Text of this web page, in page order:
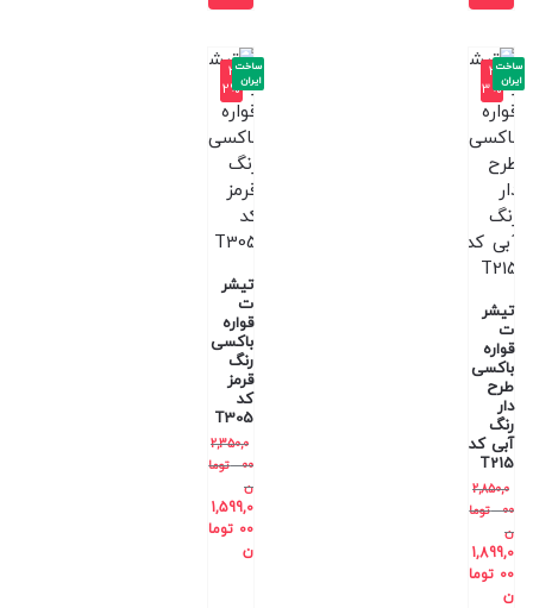
-3
3%
تیشر
ت
قواره
باکسی
طرح
دار
رنگ
آبی کد
T215
2,850,0
00
توما
ن
1,899,0
00 توما
ن
ساخت
ایران
-3
2%
تیشر
ت
قواره
باکسی
رنگ
قرمز
کد
T305
2,350,0
00
توما
ن
1,599,0
00 توما
ن
ساخت
ایران